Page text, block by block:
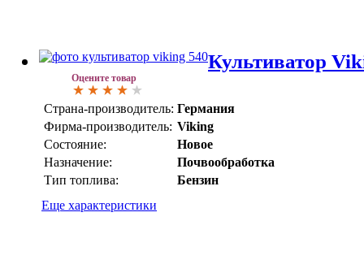
Оцените товар
Культиватор
Страна-производитель: Германия
Фирма-производитель: Viking
Состояние:
Новое
Назначение:
Почвообработка
Тип топлива:
Бензин
Еще характеристики